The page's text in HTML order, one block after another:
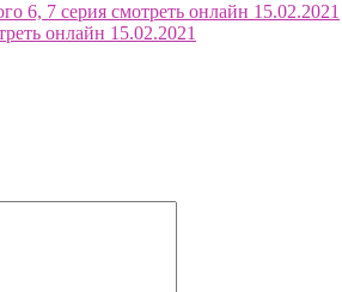
6, 7 серия смотреть онлайн 15.02.2021
онлайн 15.02.2021